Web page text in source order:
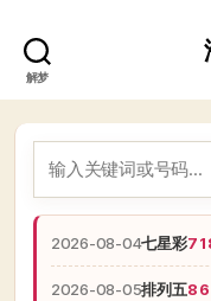
解梦
2026-08-04七星彩
2026-08-05排列五